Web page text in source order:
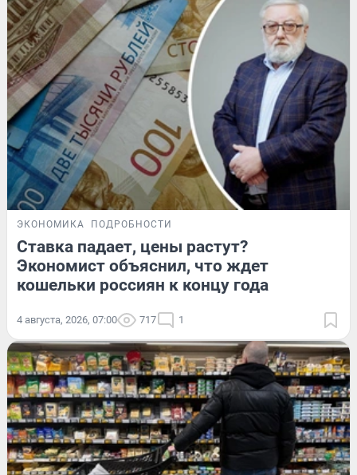
ЭКОНОМИКА ПОДРОБНОСТИ
Ставка падает, цены растут?
Экономист объяснил, что ждет
кошельки россиян к концу года
4 августа, 2026, 07:00 717 1